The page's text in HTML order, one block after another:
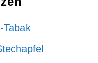
Tabak